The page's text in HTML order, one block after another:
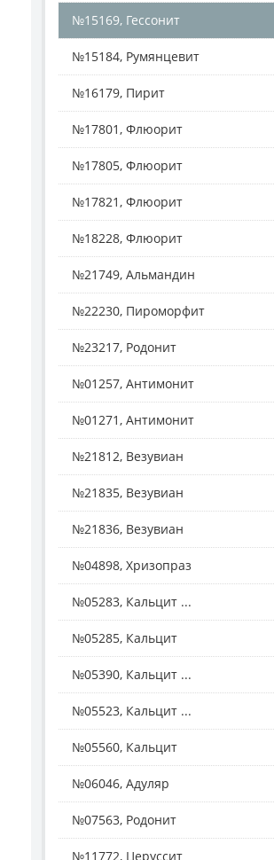
№15169, Гессонит
№15184, Румянцевит
№16179, Пирит
№17801, Флюорит
№17805, Флюорит
№17821, Флюорит
№18228, Флюорит
№21749, Альмандин
№22230, Пироморфит
№23217, Родонит
№01257, Антимонит
№01271, Антимонит
№21812, Везувиан
№21835, Везувиан
№21836, Везувиан
№04898, Хризопраз
№05283, Кальцит ...
№05285, Кальцит
№05390, Кальцит ...
№05523, Кальцит ...
№05560, Кальцит
№06046, Адуляр
№07563, Родонит
№11772, Церуссит